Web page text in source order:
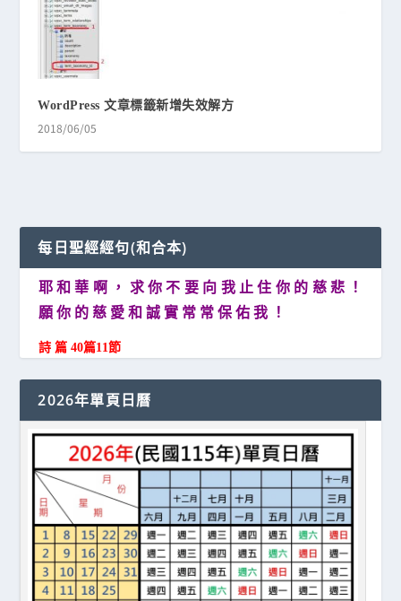
WordPress 文章標籤新增失效解方
2018/06/05
每日聖經經句(和合本)
耶 和 華 啊 ， 求 你 不 要 向 我 止 住 你 的 慈 悲 ！
願 你 的 慈 愛 和 誠 實 常 常 保 佑 我 ！
詩 篇 40篇11節
2026年單頁日曆